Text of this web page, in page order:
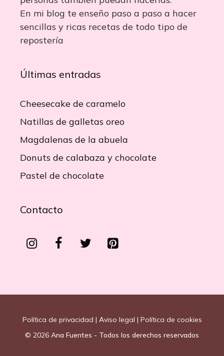
En mi blog te enseño paso a paso a hacer
sencillas y ricas recetas de todo tipo de
repostería
Últimas entradas
Cheesecake de caramelo
Natillas de galletas oreo
Magdalenas de la abuela
Donuts de calabaza y chocolate
Pastel de chocolate
Contacto
Política de privacidad | Aviso legal | Política de cookies
© 2026 Ana Fuentes - Todos los derechos reservados